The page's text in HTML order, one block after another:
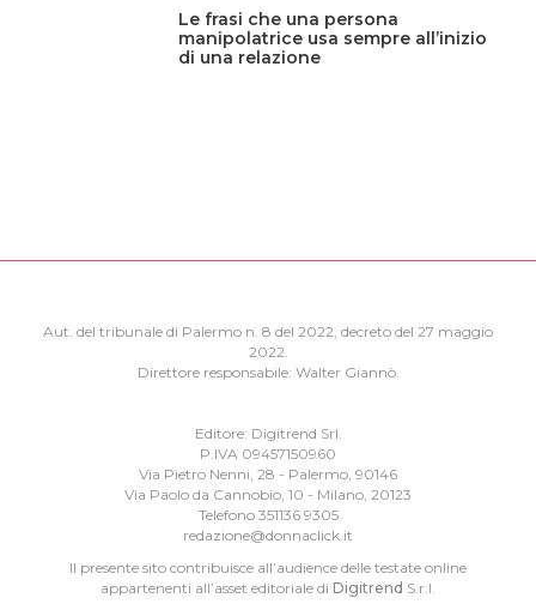
Le frasi che una persona
manipolatrice usa sempre all’inizio
di una relazione
Aut. del tribunale di Palermo n. 8 del 2022, decreto del 27 maggio
2022.
Direttore responsabile: Walter Giannò.
Editore: Digitrend Srl.
P.IVA 09457150960
Via Pietro Nenni, 28 - Palermo, 90146
Via Paolo da Cannobio, 10 - Milano, 20123
Telefono 351136 9305
redazione@donnaclick.it
Il presente sito contribuisce all’audience delle testate online
appartenenti all’asset editoriale di Digitrend S.r.l.